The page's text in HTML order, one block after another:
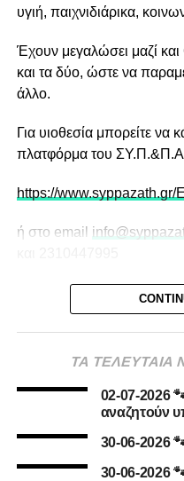
υγιή, παιχνιδιάρικα,
Έχουν μεγαλώσει μαζί και
και τα δύο, ώστε να
άλλο.
Για υιοθεσία μπορείτε να
πλατφόρμα του
https://www.syppazath.gr/
ή στο email
ΤΑ
02-07-2026
αναζητούν
30-06-2026
30-06-2026